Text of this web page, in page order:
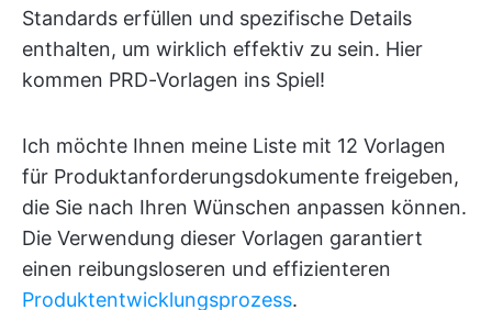
Standards erfüllen und spezifische Details
enthalten, um wirklich effektiv zu sein. Hier
kommen PRD-Vorlagen ins Spiel!
Ich möchte Ihnen meine Liste mit 12 Vorlagen
für Produktanforderungsdokumente freigeben,
die Sie nach Ihren Wünschen anpassen können.
Die Verwendung dieser Vorlagen garantiert
einen reibungsloseren und effizienteren
Produktentwicklungsprozess.